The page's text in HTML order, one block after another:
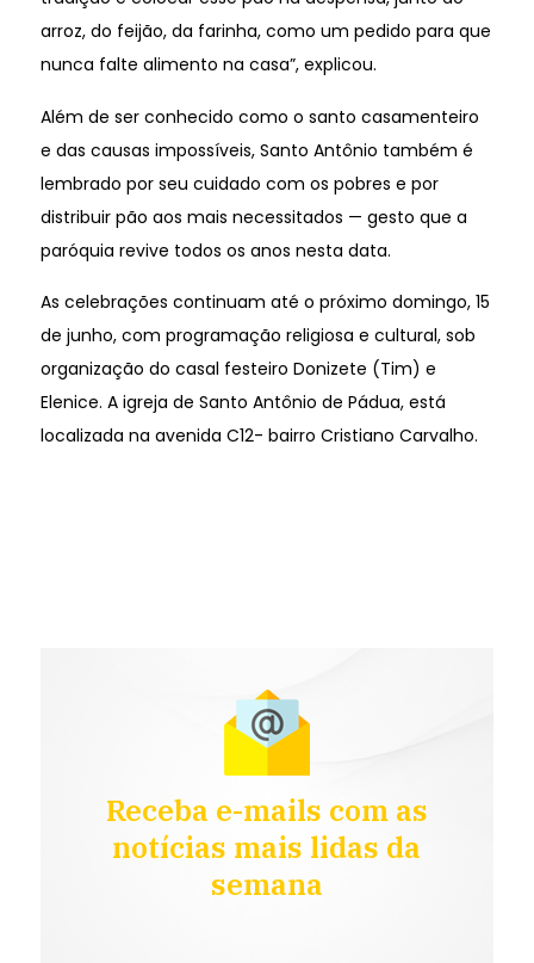
arroz, do feijão, da farinha, como um pedido para que
nunca falte alimento na casa”, explicou.
Além de ser conhecido como o santo casamenteiro
e das causas impossíveis, Santo Antônio também é
lembrado por seu cuidado com os pobres e por
distribuir pão aos mais necessitados — gesto que a
paróquia revive todos os anos nesta data.
As celebrações continuam até o próximo domingo, 15
de junho, com programação religiosa e cultural, sob
organização do casal festeiro Donizete (Tim) e
Elenice. A igreja de Santo Antônio de Pádua, está
localizada na avenida C12- bairro Cristiano Carvalho.
Receba e-mails com as
notícias mais lidas da
semana